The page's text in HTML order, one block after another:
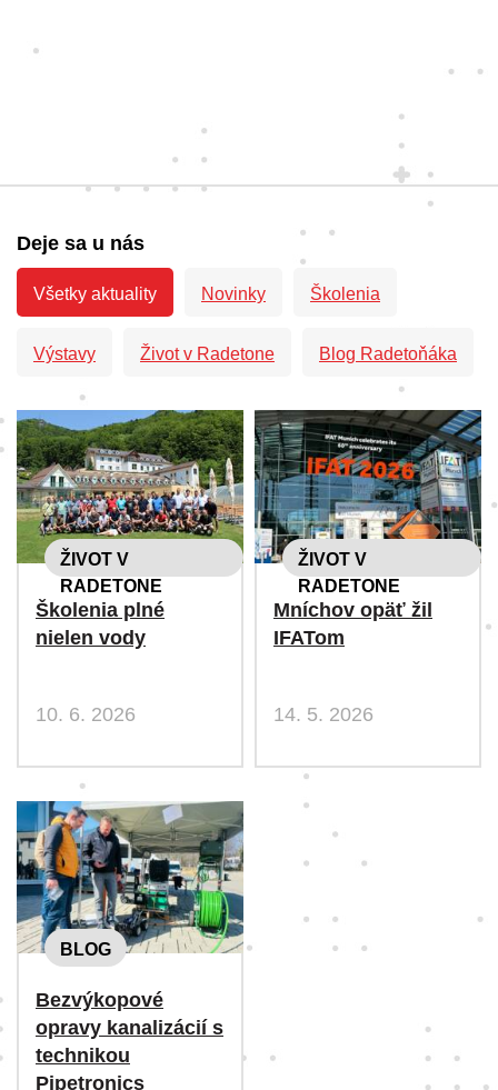
Deje sa u nás
Všetky aktuality Novinky Školenia
Výstavy Život v Radetone Blog Radetoňáka
ŽIVOT V
RADETONE
Školenia plné
nielen vody
10. 6. 2026
ŽIVOT V
RADETONE
Mníchov opäť žil
IFATom
14. 5. 2026
BLOG
Bezvýkopové
opravy kanalizácií s
technikou
Pipetronics